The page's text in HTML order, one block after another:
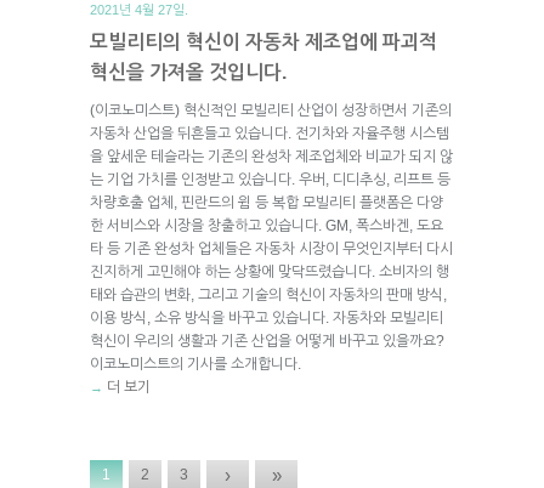
2021년 4월 27일.
모빌리티의 혁신이 자동차 제조업에 파괴적
혁신을 가져올 것입니다.
(이코노미스트) 혁신적인 모빌리티 산업이 성장하면서 기존의
자동차 산업을 뒤흔들고 있습니다. 전기차와 자율주행 시스템
을 앞세운 테슬라는 기존의 완성차 제조업체와 비교가 되지 않
는 기업 가치를 인정받고 있습니다. 우버, 디디추싱, 리프트 등
차량호출 업체, 핀란드의 윔 등 복합 모빌리티 플랫폼은 다양
한 서비스와 시장을 창출하고 있습니다. GM, 폭스바겐, 도요
타 등 기존 완성차 업체들은 자동차 시장이 무엇인지부터 다시
진지하게 고민해야 하는 상황에 맞닥뜨렸습니다. 소비자의 행
태와 습관의 변화, 그리고 기술의 혁신이 자동차의 판매 방식,
이용 방식, 소유 방식을 바꾸고 있습니다. 자동차와 모빌리티
혁신이 우리의 생활과 기존 산업을 어떻게 바꾸고 있을까요?
이코노미스트의 기사를 소개합니다.
→ 더 보기
1 2 3 › »